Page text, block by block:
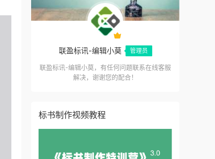
联盈标讯-编辑小莫 管理员
联盈标讯-编辑小莫，有任何问题联系在线客服
解决，谢谢您的配合！
标书制作视频教程